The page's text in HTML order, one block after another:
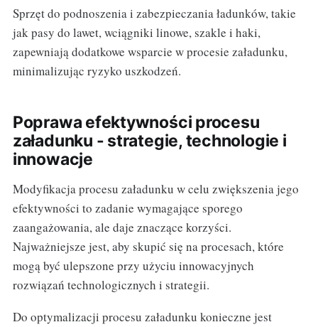
Sprzęt do podnoszenia i zabezpieczania ładunków, takie
jak pasy do lawet, wciągniki linowe, szakle i haki,
zapewniają dodatkowe wsparcie w procesie załadunku,
minimalizując ryzyko uszkodzeń.
Poprawa efektywności procesu
załadunku - strategie, technologie i
innowacje
Modyfikacja procesu załadunku w celu zwiększenia jego
efektywności to zadanie wymagające sporego
zaangażowania, ale daje znaczące korzyści.
Najważniejsze jest, aby skupić się na procesach, które
mogą być ulepszone przy użyciu innowacyjnych
rozwiązań technologicznych i strategii.
Do optymalizacji procesu załadunku konieczne jest